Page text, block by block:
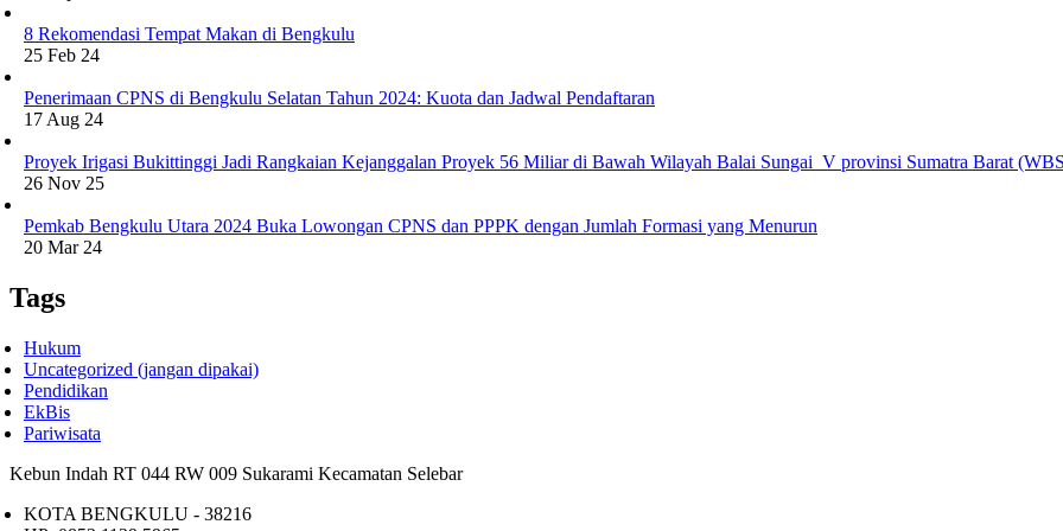
8 Rekomendasi Tempat Makan di Bengkulu
25 Feb 24
Penerimaan CPNS di Bengkulu Selatan Tahun 2024: Kuota dan Jadwal Pendaftaran
17 Aug 24
Proyek Irigasi Bukittinggi Jadi Rangkaian Kejanggalan Proyek 56 Miliar di Bawah Wilayah Balai Sungai V provinsi Sumatra Barat
26 Nov 25
Pemkab Bengkulu Utara 2024 Buka Lowongan CPNS dan PPPK dengan Jumlah Formasi yang Menurun
20 Mar 24
Tags
Hukum
Uncategorized (jangan dipakai)
Pendidikan
EkBis
Pariwisata
Kebun Indah RT 044 RW 009 Sukarami Kecamatan Selebar
KOTA BENGKULU - 38216